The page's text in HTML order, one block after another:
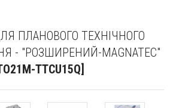
ПЛАНОВОГО ТЕХНІЧНОГО
- "РОЗШИРЕНИЙ-MAGNATEC"
TTCU15Q]